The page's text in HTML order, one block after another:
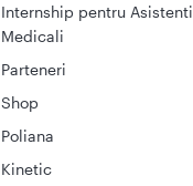
Internship pentru Asistenti
Medicali
Parteneri
Shop
Poliana
Kinetic